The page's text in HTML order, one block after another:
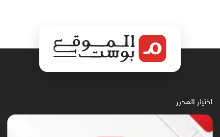
اختيار المحرر